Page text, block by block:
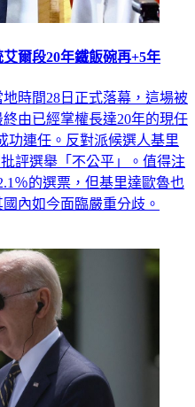
爾段20年鐵飯碗再+5年
時間28日正式落幕，這場被
由已經掌權長達20年的現任
功連任。反對派候選人基里
評選舉「不公平」。值得注
％的選票，但基里達歐魯也
內如今面臨嚴重分歧。